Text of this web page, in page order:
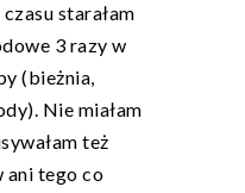
starałam
3 razy w
(bieżnia,
Nie miałam
też
ani tego co